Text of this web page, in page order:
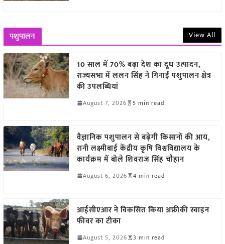
पशुपालन View All
10 साल में 70% बढ़ा देश का दूध उत्पादन,
राज्यसभा में ललन सिंह ने गिनाईं पशुपालन क्षेत्र
की उपलब्धियां
August 7, 2026 5 min read
वैज्ञानिक पशुपालन से बढ़ेगी किसानों की आय,
रानी लक्ष्मीबाई केंद्रीय कृषि विश्वविद्यालय के
कार्यक्रम में बोले शिवराज सिंह चौहान
August 6, 2026 4 min read
आईसीएआर ने विकसित किया अफ्रीकी स्वाइन
फीवर का टीका
August 5, 2026 3 min read